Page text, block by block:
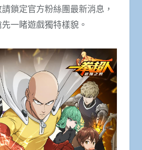
鎖定官方粉絲團最新消息，
一睹遊戲獨特樣貌。